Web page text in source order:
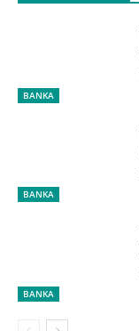
BANKA
BANKA
BANKA